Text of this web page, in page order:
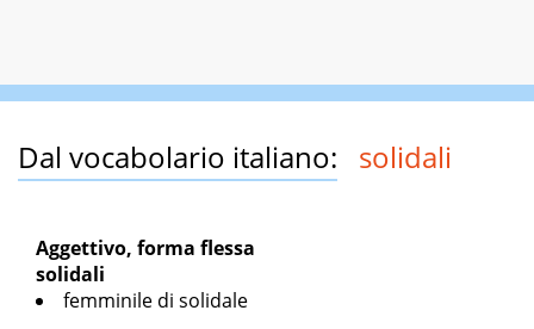
Dal vocabolario italiano: solidali
Aggettivo, forma flessa
solidali
femminile di solidale